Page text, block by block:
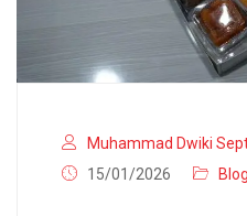
Muhammad Dwiki
15/01/2026
Blog